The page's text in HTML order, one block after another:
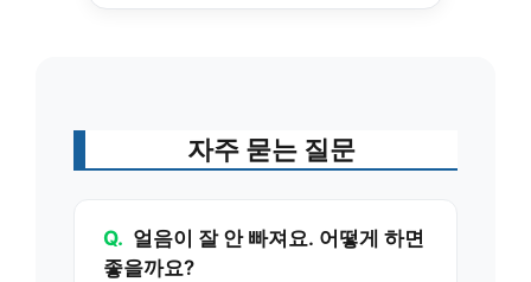
자주 묻는 질문
Q. 얼음이 잘 안 빠져요. 어떻게 하면
좋을까요?